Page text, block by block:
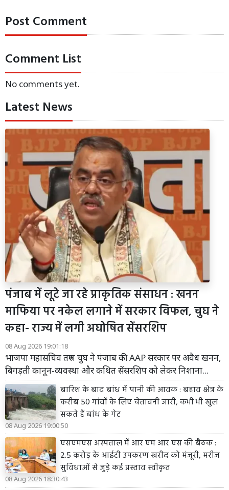
Post Comment
Comment List
No comments yet.
Latest News
पंजाब में लूटे जा रहे प्राकृतिक संसाधन : खनन
माफिया पर नकेल लगाने में सरकार विफल, चुघ ने
कहा- राज्य में लगी अघोषित सेंसरशिप
08 Aug 2026 19:01:18
भाजपा महासचिव तरुण चुघ ने पंजाब की AAP सरकार पर अवैध खनन,
बिगड़ती कानून-व्यवस्था और कथित सेंसरशिप को लेकर निशाना...
बारिश के बाद बांध में पानी की आवक : बहाव क्षेत्र के
करीब 50 गांवों के लिए चेतावनी जारी, कभी भी खुल
सकते हैं बांध के गेट
08 Aug 2026 19:00:50
एसएमएस अस्पताल में आर एम आर एस की बैठक :
2.5 करोड़ के आईटी उपकरण खरीद को मंजूरी, मरीज
सुविधाओं से जुड़े कई प्रस्ताव स्वीकृत
08 Aug 2026 18:30:43